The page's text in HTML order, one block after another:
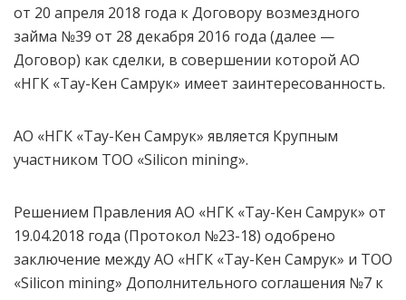
от 20 апреля 2018 года к Договору возмездного
займа №39 от 28 декабря 2016 года (далее —
Договор) как сделки, в совершении которой АО
«НГК «Тау-Кен Самрук» имеет заинтересованность.
АО «НГК «Тау-Кен Самрук» является Крупным
участником ТОО «Silicon mining».
Решением Правления АО «НГК «Тау-Кен Самрук» от
19.04.2018 года (Протокол №23-18) одобрено
заключение между АО «НГК «Тау-Кен Самрук» и ТОО
«Silicon mining» Дополнительного соглашения №7 к